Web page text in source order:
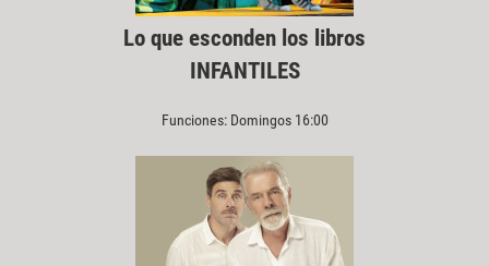
Lo que esconden los libros
INFANTILES
Funciones: Domingos 16:00